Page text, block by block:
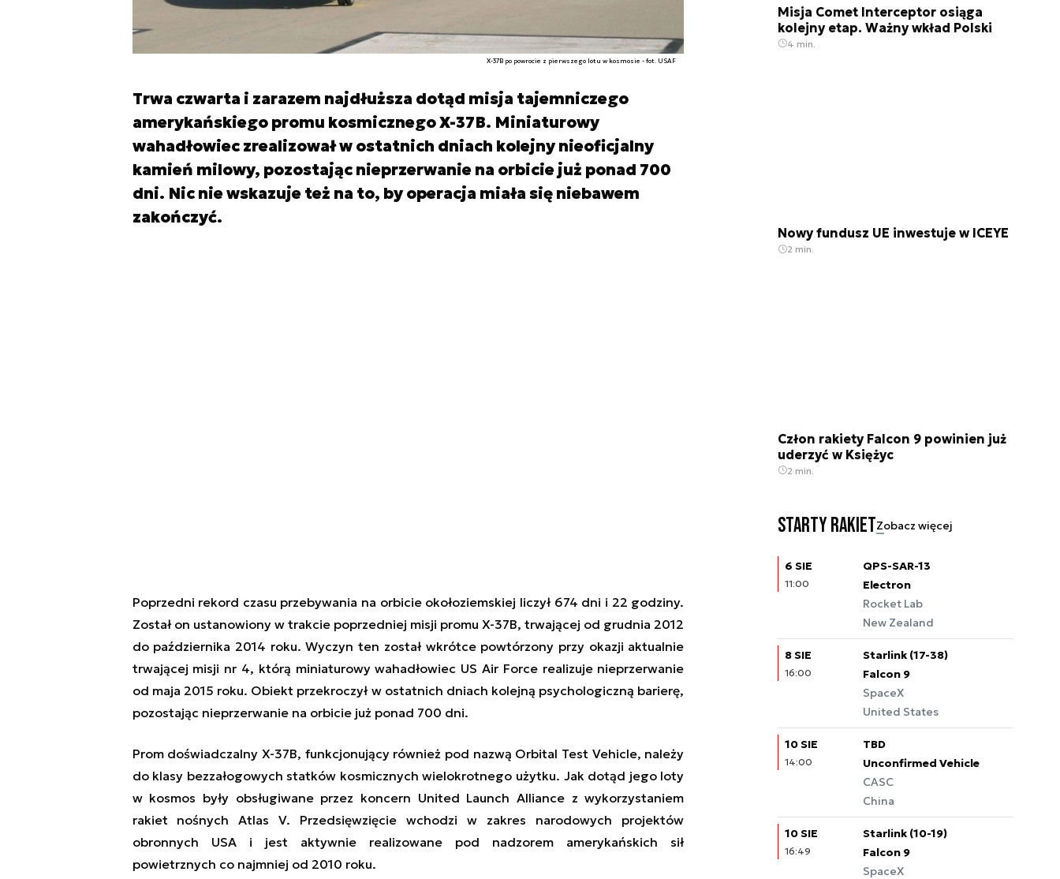
X-37B po powrocie z pierwszego lotu w kosmosie - fot. USAF
Trwa czwarta i zarazem najdłuższa dotąd misja tajemniczego
amerykańskiego promu kosmicznego X-37B. Miniaturowy
wahadłowiec zrealizował w ostatnich dniach kolejny nieoficjalny
kamień milowy, pozostając nieprzerwanie na orbicie już ponad 700
dni. Nic nie wskazuje też na to, by operacja miała się niebawem
zakończyć.
Poprzedni rekord czasu przebywania na orbicie okołoziemskiej liczył 674 dni i 22 godziny.
Został on ustanowiony w trakcie poprzedniej misji promu X-37B, trwającej od grudnia 2012
do października 2014 roku. Wyczyn ten został wkrótce powtórzony przy okazji aktualnie
trwającej misji nr 4, którą miniaturowy wahadłowiec US Air Force realizuje nieprzerwanie
od maja 2015 roku. Obiekt przekroczył w ostatnich dniach kolejną psychologiczną barierę,
pozostając nieprzerwanie na orbicie już ponad 700 dni.
Prom doświadczalny X-37B, funkcjonujący również pod nazwą Orbital Test Vehicle, należy
do klasy bezzałogowych statków kosmicznych wielokrotnego użytku. Jak dotąd jego loty
w kosmos były obsługiwane przez koncern United Launch Alliance z wykorzystaniem
rakiet nośnych Atlas V. Przedsięwzięcie wchodzi w zakres narodowych projektów
obronnych USA i jest aktywnie realizowane pod nadzorem amerykańskich sił
powietrznych co najmniej od 2010 roku.
Misja Comet Interceptor osiąga
kolejny etap. Ważny wkład Polski
4 min.
Nowy fundusz UE inwestuje w ICEYE
2 min.
Człon rakiety Falcon 9 powinien już
uderzyć w Księżyc
2 min.
Starty rakietZobacz więcej
6 SIE
11:00
QPS-SAR-13
Electron
Rocket Lab
New Zealand
8 SIE
16:00
Starlink (17-38)
Falcon 9
SpaceX
United States
10 SIE
14:00
TBD
Unconfirmed Vehicle
CASC
China
10 SIE
16:49
Starlink (10-19)
Falcon 9
SpaceX